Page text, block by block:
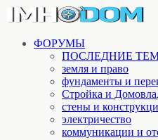
ФОРУМЫ
ПОСЛЕДНИЕ
земля и право
фундаменты и
Стройка и
стены и
электричество
коммуникации и